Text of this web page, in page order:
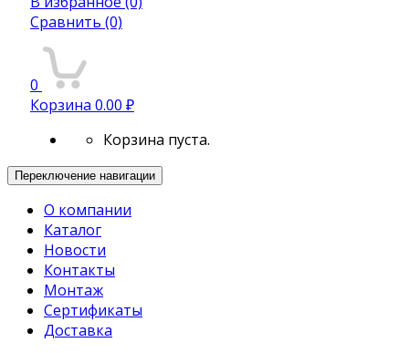
Сравнить (0)
0
Корзина 0.00 ₽
Корзина пуста.
Переключение навигации
О компании
Каталог
Новости
Контакты
Монтаж
Сертификаты
Доставка